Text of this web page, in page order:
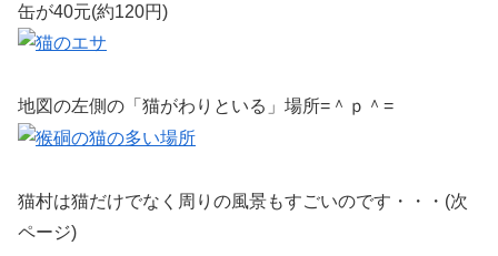
缶が40元(約120円)
地図の左側の「猫がわりといる」場所=＾ｐ＾=
猫村は猫だけでなく周りの風景もすごいのです・・・(次
ページ)